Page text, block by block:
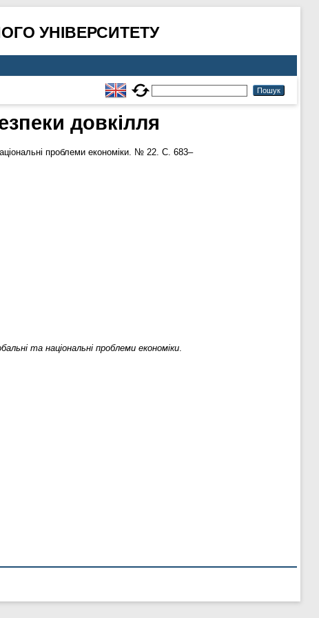
УНІВЕРСИТЕТУ
довкілля
проблеми економіки. № 22. С. 683–
та національні проблеми економіки.